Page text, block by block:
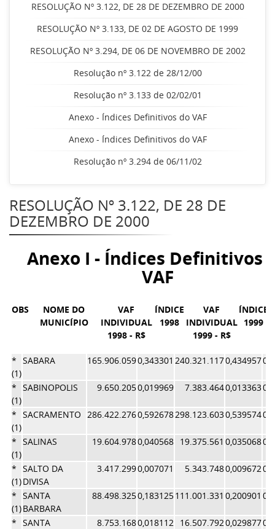
RESOLUÇÃO Nº 3.122, DE 28 DE DEZEMBRO DE 2000
RESOLUÇÃO Nº 3.133, DE 02 DE AGOSTO DE 1999
RESOLUÇÃO Nº 3.294, DE 06 DE NOVEMBRO DE 2002
Resolução nº 3.122 de 28/12/00
Resolução nº 3.133 de 02/02/01
Anexo - Índices Definitivos do VAF
Anexo - Índices Definitivos do VAF
Resolução nº 3.294 de 06/11/02
RESOLUÇÃO Nº 3.122, DE 28 DE
DEZEMBRO DE 2000
Anexo I - Índices Definitivos
VAF
OBS
NOME DO
MUNICÍPIO
VAF
INDIVIDUAL
1998 - R$
ÍNDICE
1998
VAF
INDIVIDUAL
1999 - R$
ÍNDICE
1999
*
(1)
SABARA 165.906.0590,343301 240.321.1170,434957
*
(1)
SABINOPOLIS 9.650.2050,019969 7.383.4640,013363
*
(1)
SACRAMENTO 286.422.2760,592678298.123.6030,539574
*
(1)
SALINAS 19.604.9780,040568 19.375.561 0,035068
*
(1)
SALTO DA
DIVISA
3.417.2990,007071 5.343.7480,009672
*
(1)
SANTA
BARBARA
88.498.3250,183125111.001.331 0,200901
* SANTA
8.753.1680,018112 16.507.7920,029877